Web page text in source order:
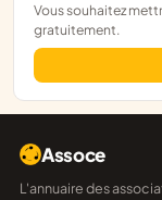
Vous souhaitez mettre en avant votre association ? Inscrivez-la
gratuitement.
Assoce
L'annuaire des associations françaises, construit sur les données